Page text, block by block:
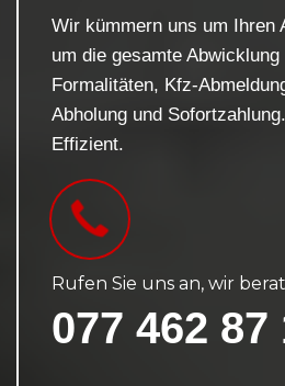
Wir kümmern uns um Ihren
um die gesamte
Formalitäten, Kfz-
Abholung und
Effizient.
Rufen Sie uns an, wir
077 462 87